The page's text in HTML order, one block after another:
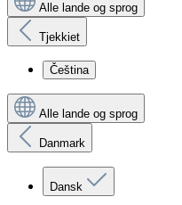
Alle lande og sprog
Tjekkiet
Čeština
Alle lande og sprog
Danmark
Dansk